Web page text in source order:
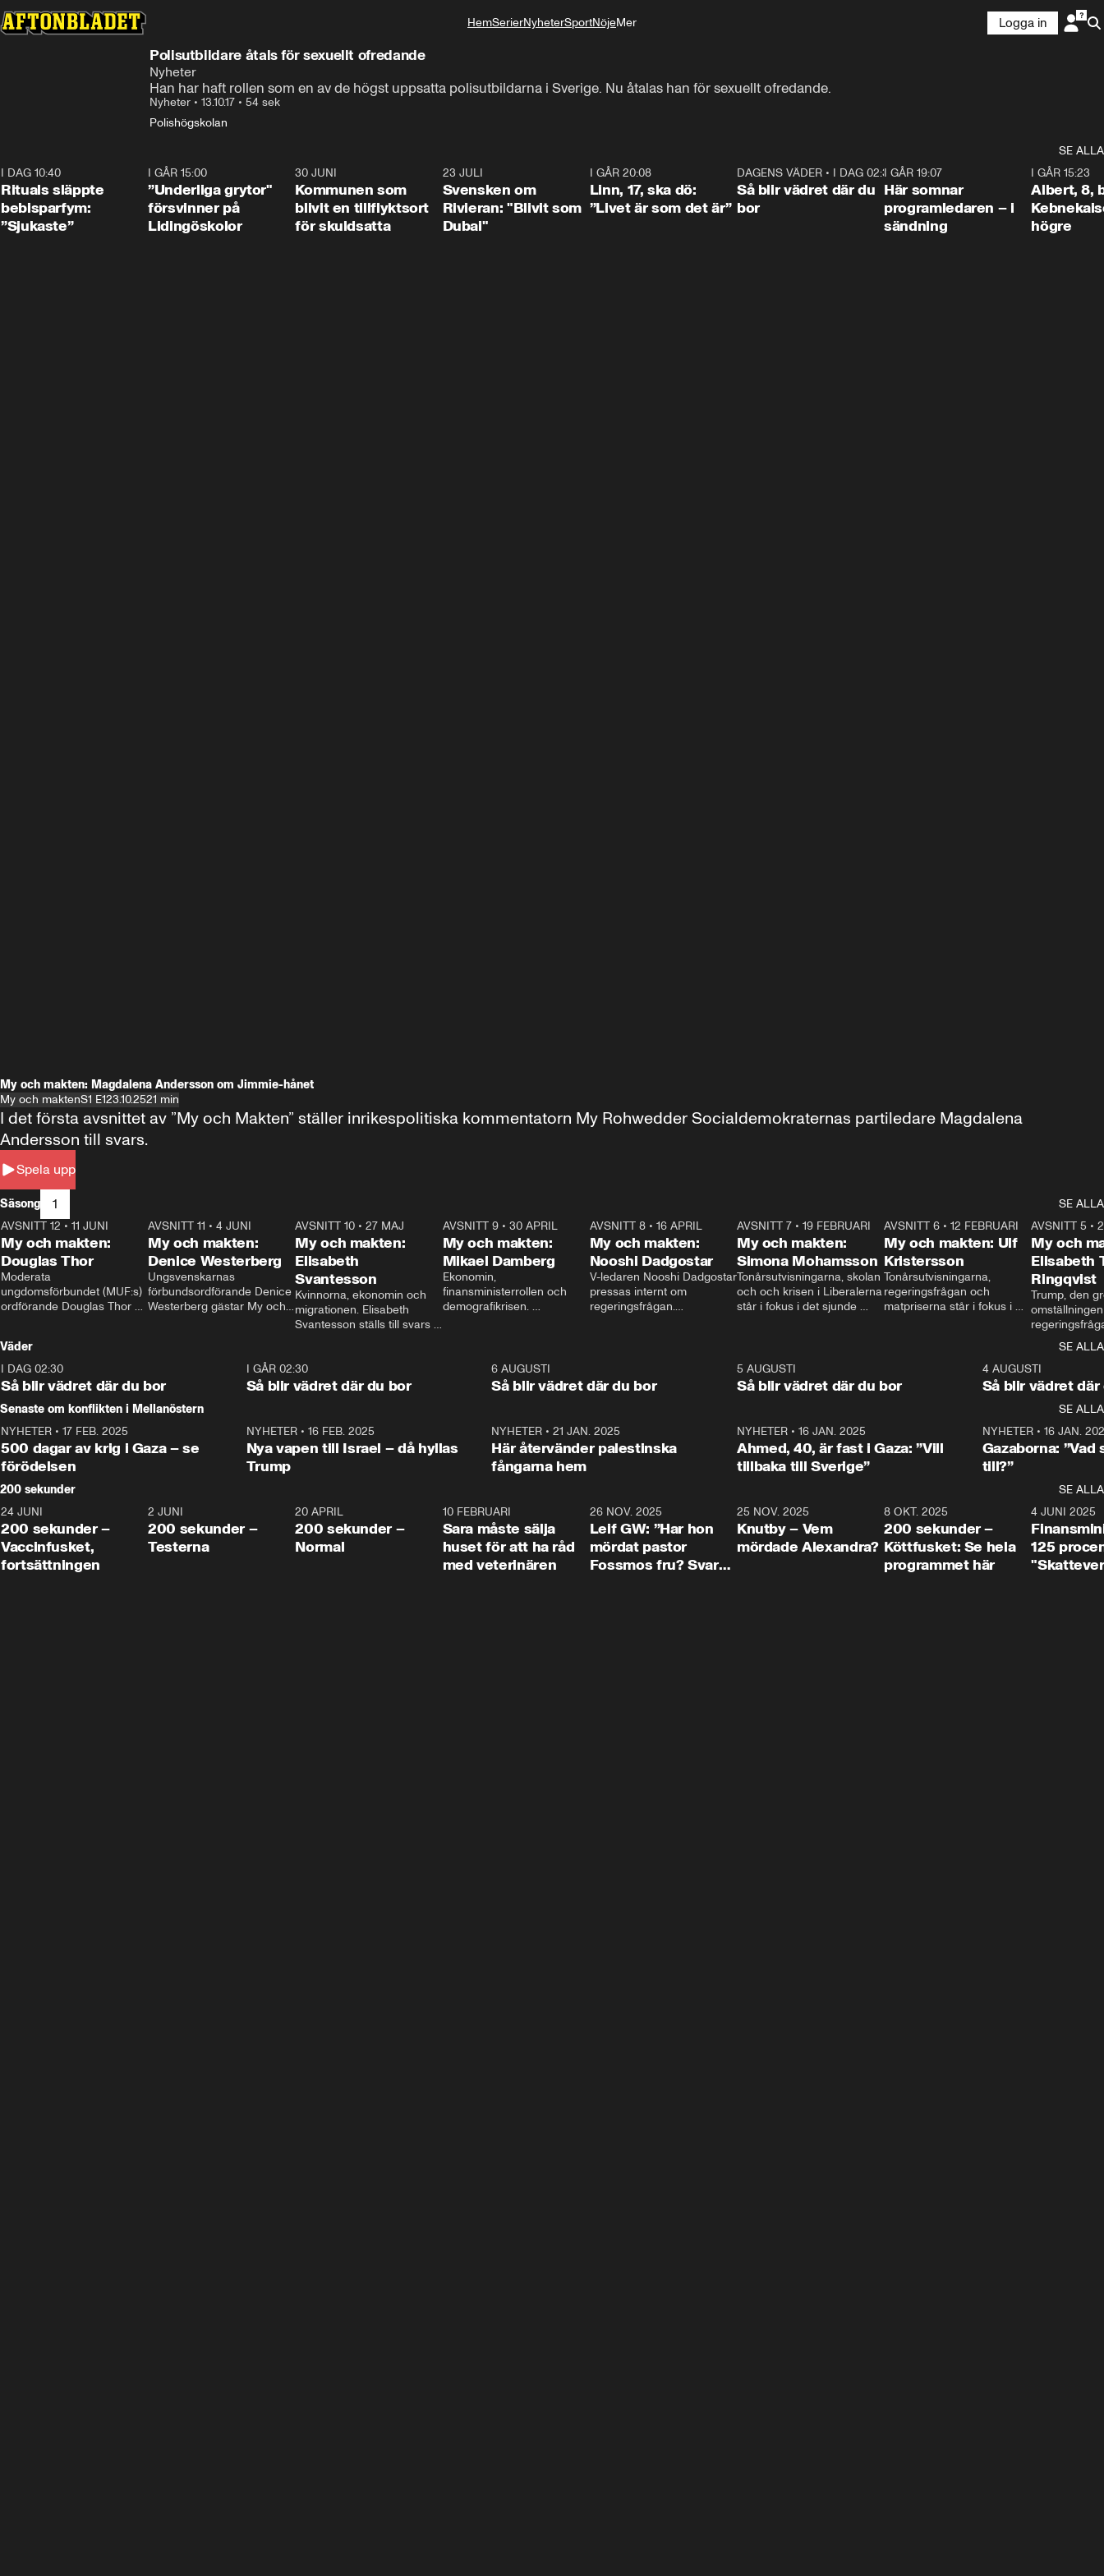
HemSerierNyheterSportNöjeMer
Logga in
Polisutbildare åtals för sexuellt ofredande
Nyheter
Han har haft rollen som en av de högst uppsatta polisutbildarna i Sverige. Nu åtalas han för sexuellt ofredande.
Nyheter • 13.10.17 • 54 sek
Polishögskolan
SE ALLA
I DAG 10:40
Rituals släppte
bebisparfym:
”Sjukaste”
1:07
I GÅR 15:00
”Underliga grytor"
försvinner på
Lidingöskolor
30 JUNI
Kommunen som
blivit en tillflyktsort
för skuldsatta
23 JULI
Svensken om
Rivieran: "Blivit som
Dubai"
I GÅR 20:08
Linn, 17, ska dö:
”Livet är som det är”
1:06
DAGENS VÄDER• I DAG 02:30
Så blir vädret där du
bor
I GÅR 19:07
Här somnar
programledaren – i
sändning
I GÅR 15:23
Albert, 8,
högre
My och makten: Magdalena Andersson om Jimmie-hånet
My och maktenS1 E123.10.2521 min
Spela upp
I det första avsnittet av ”My och Makten” ställer inrikespolitiska kommentatorn My Rohwedder Socialdemokraternas partiledare Magdalena
Andersson till svars.
Säsong 1
SE ALLA
26:27
AVSNITT 12 • 11 JUNI
My och makten:
Douglas Thor
Moderata
ungdomsförbundet (MUF:s)
ordförande Douglas Thor
tonårsutvisningarna och hur
Moderaterna ska locka
väljare till valet i höst.
23:40
AVSNITT 11 •4 JUNI
My och makten:
Denice Westerberg
Ungsvenskarnas
förbundsordförande Denice
Westerberg gästar My och
AVSNITT 10 •27 MAJ
My och makten:
Elisabeth
Svantesson
Kvinnorna, ekonomin och
migrationen. Elisabeth
Svantesson ställs till svars
AVSNITT 9• 30 APRIL
My och makten:
Mikael Damberg
Ekonomin,
finansministerrollen och
demografikrisen.
och Makten.
AVSNITT 8• 16 APRIL
My och makten:
Nooshi Dadgostar
V-ledaren Nooshi Dadgostar
pressas internt om
regeringsfrågan.
– Vi ställer upp i val. Ska vi
vara med så sitter vi förstås
24:30
AVSNITT 7• 19 FEBRUARI
My och makten:
Simona Mohamsson
Tonårsutvisningarna, skolan
och och krisen i Liberalerna
står i fokus i det sjunde
kommentator My
Rohwedder ställer
utbildnings- och
Mohamsson till svars.
27:30
AVSNITT 6 •12 FEBRUARI
My och makten: Ulf
Kristersson
Tonårsutvisningarna,
regeringsfrågan och
matpriserna står i fokus i
Rohwedder ställer
statsminister Ulf Kristersson
AVSNITT 5 •
My och
Elisabeth
Ringqvist
Trump, den
centrum i
avsnittet av
Makten”. Se
Aftonbladets
Rohwedder
Thand Ring
Väder
SE ALLA
I DAG 02:30
Så blir vädret där du bor
1:06
I GÅR 02:30
Så blir vädret där du bor
6 AUGUSTI
Så blir vädret där du bor
5 AUGUSTI
Så blir vädret där du bor
4 AUGUSTI
Så blir vädret där
Senaste om konflikten i Mellanöstern
SE ALLA
NYHETER • 17 FEB. 2025
500 dagar av krig i Gaza – se
förödelsen
NYHETER• 16 FEB. 2025
Nya vapen till Israel – då hyllas
Trump
NYHETER •21 JAN. 2025
Här återvänder palestinska
fångarna hem
NYHETER• 16 JAN. 2025
Ahmed, 40, är fast i Gaza: ”Vill
tillbaka till Sverige”
NYHETER• 16 JAN.
Gazaborna:
till?”
200 sekunder
SE ALLA
5:00
24 JUNI
200 sekunder –
Vaccinfusket,
fortsättningen
4:23
2 JUNI
200 sekunder –
Testerna
20 APRIL
200 sekunder –
Normal
10 FEBRUARI
Sara måste sälja
huset för att ha råd
med veterinären
26 NOV. 2025
Leif GW: ”Har hon
mördat pastor
Fossmos fru? Svar
31:05
25 NOV. 2025
Knutby – Vem
mördade Alexandra?
4:29
8 OKT. 2025
200 sekunder –
Köttfusket: Se hela
programmet här
4 JUNI 2025
125